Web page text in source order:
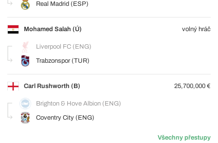
Real Madrid (ESP)
Mohamed Salah (Ú) volný hráč
Liverpool FC (ENG)
Trabzonspor (TUR)
Carl Rushworth (B) 25,700,000 €
Brighton & Hove Albion (ENG)
Coventry City (ENG)
Všechny přestupy